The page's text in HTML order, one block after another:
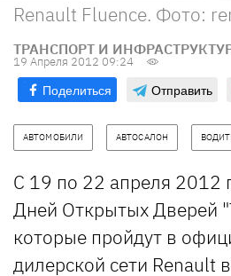
Renault Fluence. Фото:
ТРАНСПОРТ И
19 Апреля 2012 09:24
Поделиться Отправить
АВТОМОБИЛИ АВТОСАЛОН
С 19 по 22 апреля 2012
Дней Открытых Дверей
которые пройдут в
дилерской сети Renault